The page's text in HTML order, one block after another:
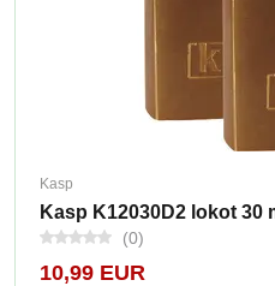
Kasp
Kasp K12030D2 lokot 30
(0)
10,99 EUR